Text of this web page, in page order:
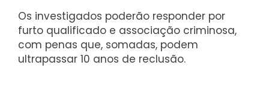
Os investigados poderão responder por
furto qualificado e associação criminosa,
com penas que, somadas, podem
ultrapassar 10 anos de reclusão.